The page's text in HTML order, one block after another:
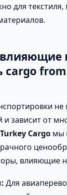
для
cargo
не
зависит от
Turkey Cargo мы
влияющие
Для